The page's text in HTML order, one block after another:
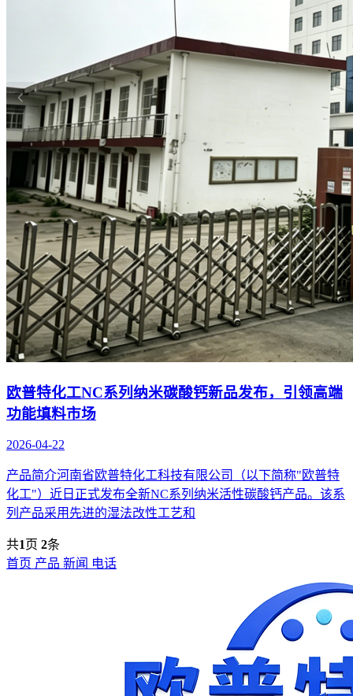
欧普特化工NC系列纳米碳酸钙新品发布，引领高端
功能填料市场
2026-04-22
产品简介河南省欧普特化工科技有限公司（以下简称"欧普特
化工"）近日正式发布全新NC系列纳米活性碳酸钙产品。该系
列产品采用先进的湿法改性工艺和
共1页 2条
首页 产品 新闻 电话